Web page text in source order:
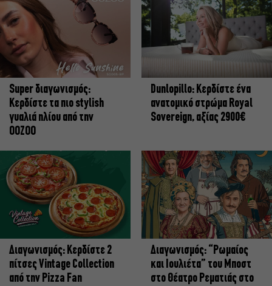
Super διαγωνισμός:
Κερδίστε τα πιο stylish
γυαλιά ηλίου από την
OOZOO
Dunlopillo: Κερδίστε ένα
ανατομικό στρώμα Royal
Sovereign, αξίας 2900€
Διαγωνισμός: Κερδίστε 2
πίτσες Vintage Collection
από την Pizza Fan
Διαγωνισμός: “Ρωμαίος
και Ιουλιέτα” του Μποστ
στο Θέατρο Ρεματιάς στο